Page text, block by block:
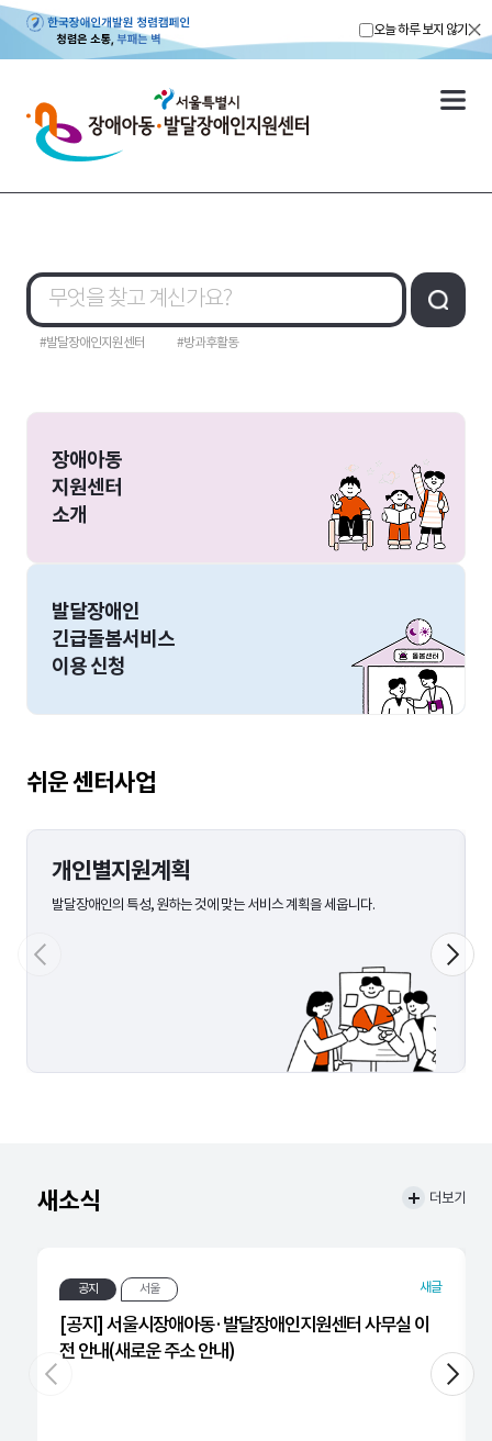
오늘 하루 보지 않기
#발달장애인지원센터 #방과후활동
장애아동
지원센터
소개
발달장애인
긴급돌봄서비스
이용 신청
쉬운 센터사업
개인별지원계획
발달장애인의 특성, 원하는 것에 맞는 서비스 계획을 세웁니다.
새소식
공지 서울 새글
[공지] 서울시장애아동·발달장애인지원센터 사무실 이
전 안내(새로운 주소 안내)
더보기